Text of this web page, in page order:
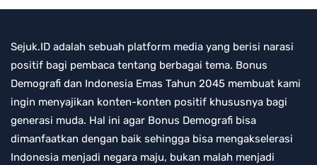
Sejuk.ID adalah sebuah platform media yang berisi narasi
positif bagi pembaca tentang berbagai tema. Bonus
Demografi dan Indonesia Emas Tahun 2045 membuat kami
ingin menyajikan konten-konten positif khususnya bagi
generasi muda. Hal ini agar Bonus Demografi bisa
dimanfaatkan dengan baik sehingga bisa mengakselerasi
Indonesia menjadi negara maju, bukan malah menjadi